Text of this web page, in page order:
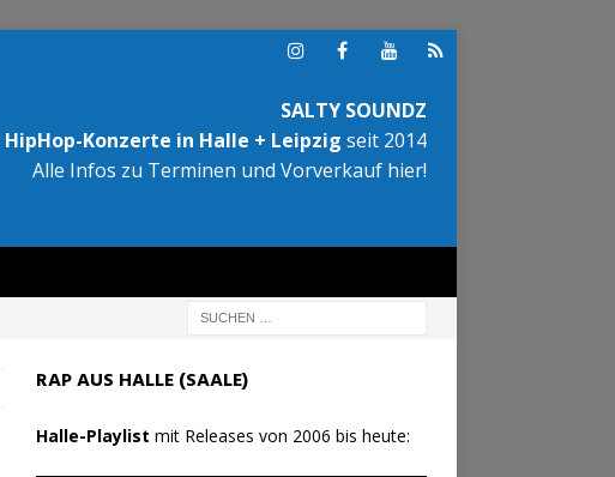
SALTY SOUNDZ
HipHop-Konzerte in Halle + Leipzig seit 2014
Alle Infos zu Terminen und Vorverkauf hier!
RAP AUS HALLE (SAALE)
Halle-Playlist mit Releases von 2006 bis heute: